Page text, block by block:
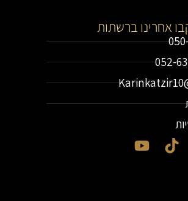
אחרינו ברשתות